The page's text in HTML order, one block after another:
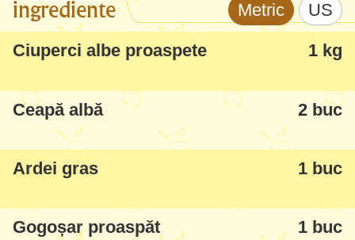
acestor persoane deosebite, vă doresc să
continuați cu succes această misiune
Referitor la rețeta de față - foarte simplă,
gustoasă, un pic modificată ca să fie
dietetică și vegetariană.
ingrediente Metric US
Ciuperci albe proaspete 1 kg
Ceapă albă 2 buc
Ardei gras 1 buc
Gogoșar proaspăt 1 buc